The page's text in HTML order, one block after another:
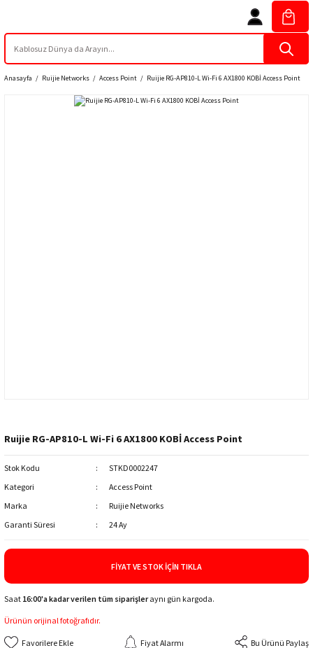
Anasayfa Ruijie Networks Access Point Ruijie RG-AP810-L Wi-Fi 6 AX1800 KOBİ Access Point
Ruijie RG-AP810-L Wi-Fi 6 AX1800 KOBİ Access Point
Stok Kodu
STKD0002247
Kategori
Access Point
Marka
Ruijie Networks
Garanti Süresi
24 Ay
FIYAT VE STOK İÇIN TIKLA
Saat 16:00'a kadar verilen tüm siparişleraynı gün kargoda.
Ürünün orijinal fotoğrafıdır.
Fiyat Alarmı Bu Ürünü Paylaş